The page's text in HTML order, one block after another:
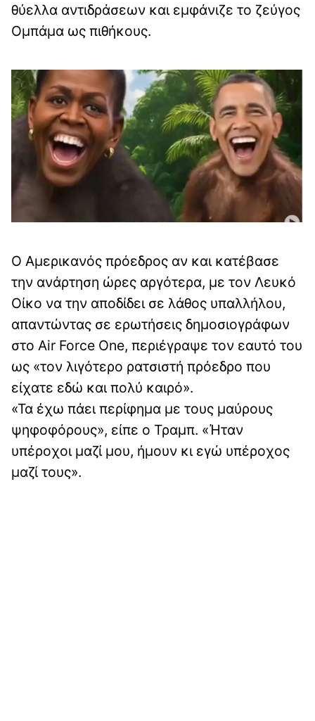
θύελλα αντιδράσεων και εμφάνιζε το ζεύγος
Ομπάμα ως πιθήκους.
Ο Αμερικανός πρόεδρος αν και κατέβασε
την ανάρτηση ώρες αργότερα, με τον Λευκό
Οίκο να την αποδίδει σε λάθος υπαλλήλου,
απαντώντας σε ερωτήσεις δημοσιογράφων
στο Air Force One, περιέγραψε τον εαυτό του
ως «τον λιγότερο ρατσιστή πρόεδρο που
είχατε εδώ και πολύ καιρό».
«Τα έχω πάει περίφημα με τους μαύρους
ψηφοφόρους», είπε ο Τραμπ. «Ήταν
υπέροχοι μαζί μου, ήμουν κι εγώ υπέροχος
μαζί τους».